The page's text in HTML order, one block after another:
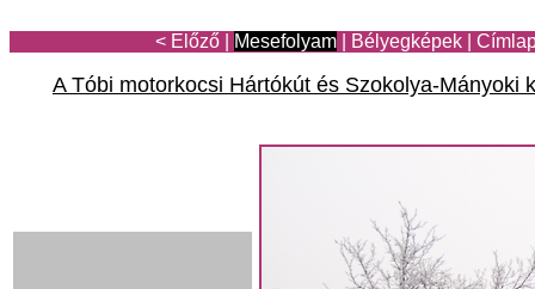
< Előző Mesefolyam Bélyegképek
A Tóbi motorkocsi Hártókút és Szokolya-Mányoki